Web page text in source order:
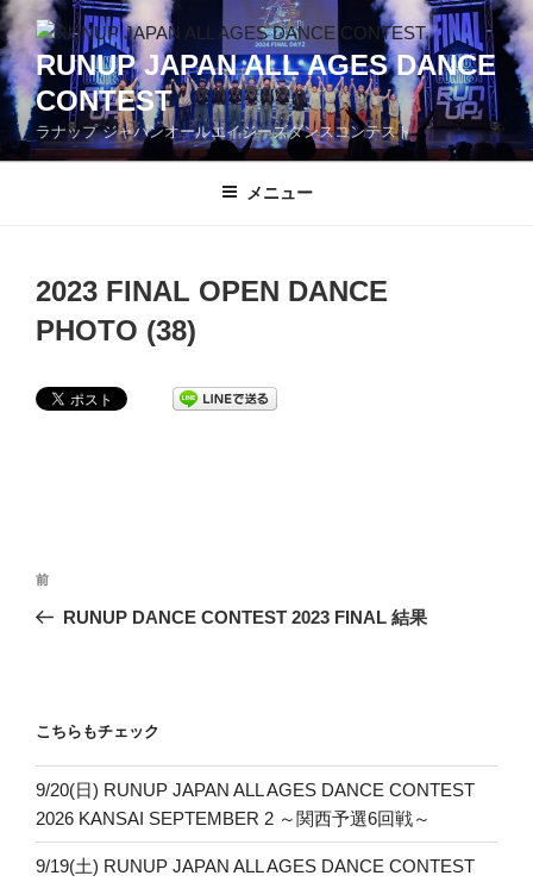
コ
ン
テ
ン
ツ
へ
RUNUP JAPAN ALL AGES DANCE
CONTEST
ラナップ ジャパンオールエイジーズダンスコンテスト
メニュー
2023 FINAL OPEN DANCE
PHOTO (38)
投
ー
シ
ョ
ン
前
の
前
RUNUP DANCE CONTEST 2023 FINAL 結果
こちらもチェック
9/20(日) RUNUP JAPAN ALL AGES DANCE CONTEST
2026 KANSAI SEPTEMBER 2 ～関西予選6回戦～
9/19(土) RUNUP JAPAN ALL AGES DANCE CONTEST